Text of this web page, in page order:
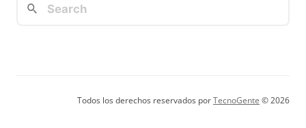
Todos los derechos reservados porTecnoGente © 2026